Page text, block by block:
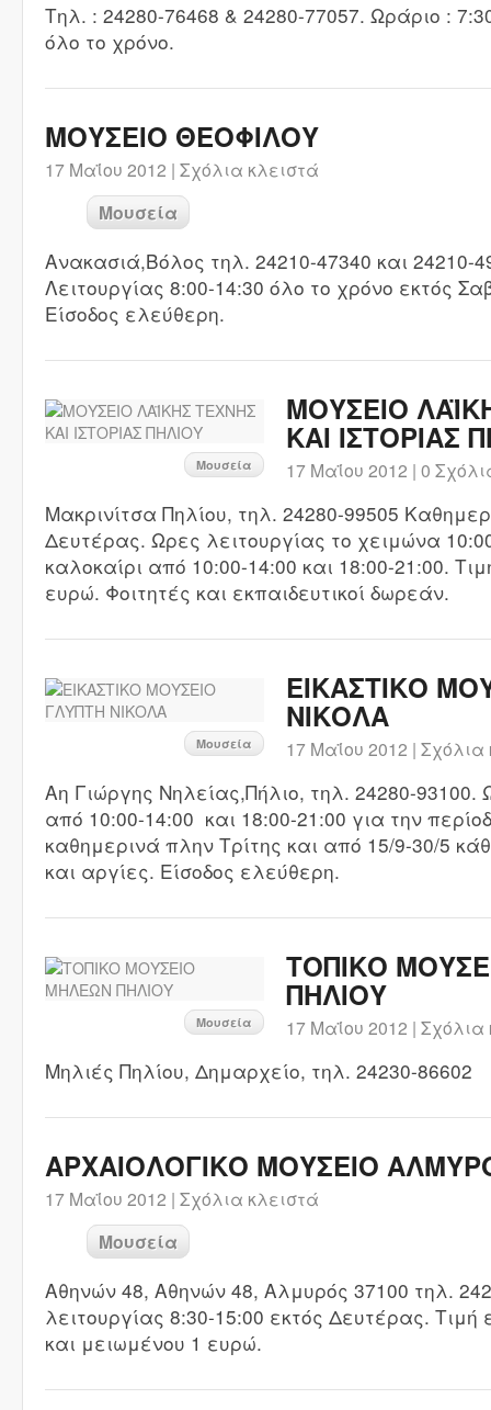
Τηλ. : 24280-76468 & 24280-77057. Ωράριο :
όλο το χρόνο.
ΜΟΥΣΕΙΟ ΘΕΟΦΙΛΟΥ
17 Μαΐου 2012 | Σχόλια κλειστά
Μουσεία
Ανακασιά,Βόλος τηλ. 24210-47340 και 24210-
Λειτουργίας 8:00-14:30 όλο το χρόνο εκτός
Είσοδος ελεύθερη.
Μουσεία
ΜΟΥΣΕΙΟ
ΚΑΙ ΙΣΤΟΡΙΑΣ
17 Μαΐου 2012 | 0
Μακρινίτσα Πηλίου, τηλ. 24280-99505
Δευτέρας. Ωρες λειτουργίας το χειμώνα
καλοκαίρι από 10:00-14:00 και 18:00-21:00.
ευρώ. Φοιτητές και εκπαιδευτικοί δωρεάν.
Μουσεία
ΕΙΚΑΣΤΙΚΟ
ΝΙΚΟΛΑ
17 Μαΐου 2012 | Σχόλια
Αη Γιώργης Νηλείας,Πήλιο, τηλ. 24280-93100.
από 10:00-14:00 και 18:00-21:00 για την
καθημερινά πλην Τρίτης και από 15/9-30/5
και αργίες. Είσοδος ελεύθερη.
Μουσεία
ΤΟΠΙΚΟ
ΠΗΛΙΟΥ
17 Μαΐου 2012 | Σχόλια
Μηλιές Πηλίου, Δημαρχείο, τηλ. 24230-86602
ΑΡΧΑΙΟΛΟΓΙΚΟ ΜΟΥΣΕΙΟ
17 Μαΐου 2012 | Σχόλια κλειστά
Μουσεία
Αθηνών 48, Αθηνών 48, Αλμυρός 37100 τηλ.
λειτουργίας 8:30-15:00 εκτός Δευτέρας. Τιμή
και μειωμένου 1 ευρώ.